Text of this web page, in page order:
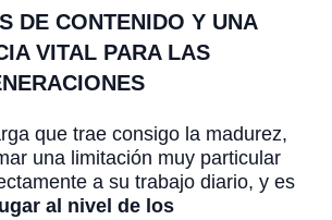
DE CONTENIDO Y UNA
VITAL PARA LAS
que trae consigo la madurez,
una limitación muy particular
a su trabajo diario, y es
al nivel de los